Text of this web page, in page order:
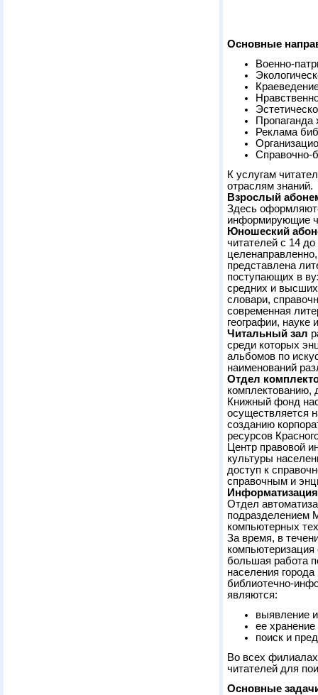
Основные
Военно-
Пропаганда
Реклама
Справочно-
К услугам
отраслям знаний.
Взрослый
Здесь
информирующие
Юношеский
читателей с 14
представлена
поступающих в
средних и
словари,
современная
географии, науке
Читальный зал
среди которых
альбомов по
наименований
Отдел
комплектованию,
Книжный фонд
осуществляется
созданию
ресурсов
Центр правовой
культуры
доступ к
справочным и
Отдел
подразделением
компьютерных
За время, в
большая работа
населения
библиотечно-
являются:
выявление
ее хранение
поиск и
Во всех
читателей для
Основные